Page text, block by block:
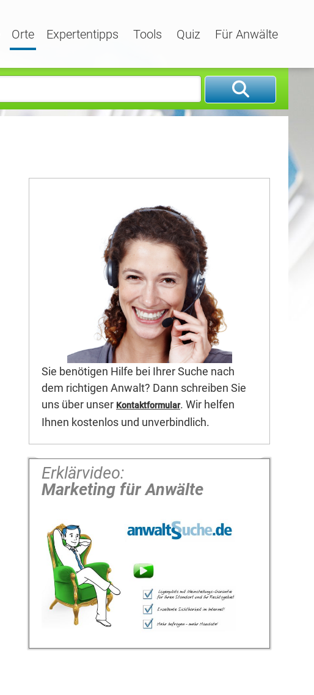
Orte Expertentipps Tools Quiz Für Anwälte
Sie benötigen Hilfe bei Ihrer Suche nach
dem richtigen Anwalt? Dann schreiben Sie
uns über unser Kontaktformular. Wir helfen
Ihnen kostenlos und unverbindlich.
Erklärvideo:
Marketing für Anwälte